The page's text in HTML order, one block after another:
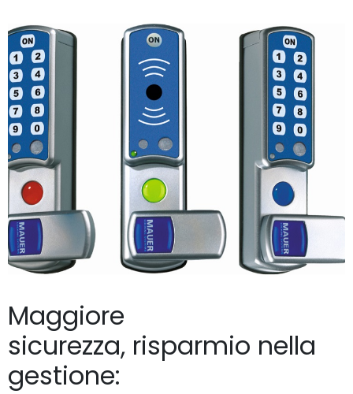
Maggiore
sicurezza, risparmio nella
gestione: